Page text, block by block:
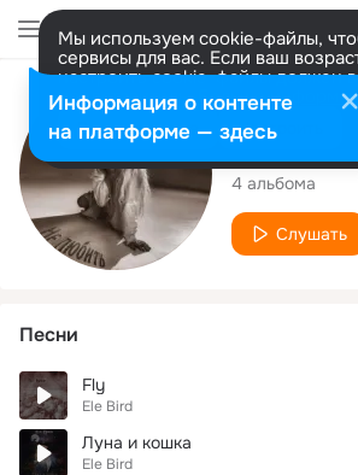
Мы используем cookie-файлы,
сервисы для вас. Если ваш
настроить cookie-файлы должен
представитель. Больше
Разрешить все Настроить
Исполнитель
Ele Bird
4 альбома
Слушать
Песни
Fly
Ele Bird
Луна и кошка
Ele Bird
Информация о контенте
на платформе — здесь